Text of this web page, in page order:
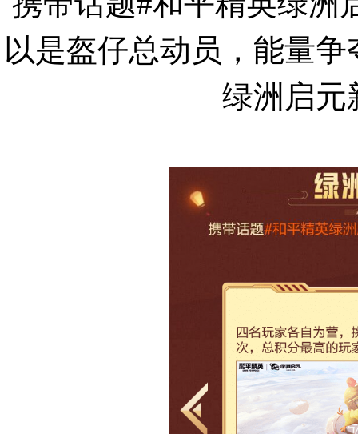
以是盔仔总动员，能量
绿洲启元